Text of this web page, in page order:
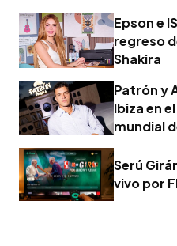
Epson e
regreso
Shakira
Patrón y
Ibiza en
mundial
Serú
vivo por